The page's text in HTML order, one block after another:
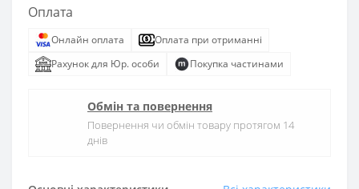
Оплата
Онлайн оплата
Оплата при отриманні
Рахунок для Юр. особи
Покупка частинами
Обмін та повернення
Повернення чи обмін товару протягом 14
днів